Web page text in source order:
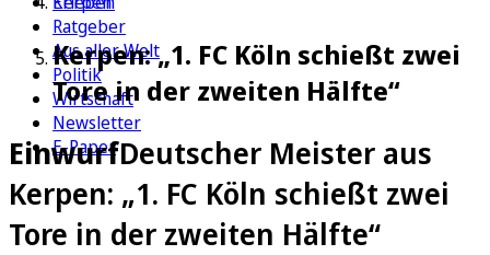
Ratgeber
Aus aller Welt
Politik
Wirtschaft
Newsletter
E-Paper
Kerpen: „1. FC Köln schießt zwei
Tore in der zweiten Hälfte“
EinwurfDeutscher Meister aus
Kerpen: „1. FC Köln schießt zwei
Tore in der zweiten Hälfte“